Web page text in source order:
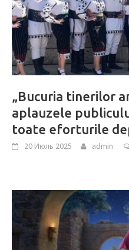
„Bucuria tinerilor
aplauzele
toate eforturile
20 Июль 2025 admin